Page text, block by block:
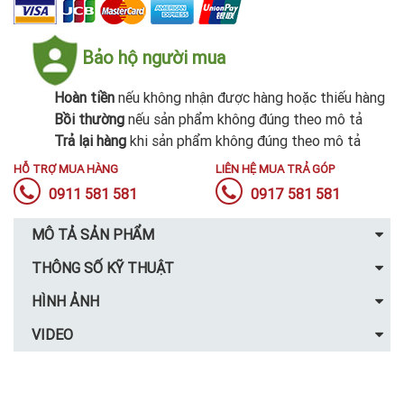
Bảo hộ người mua
Hoàn tiền nếu không nhận được hàng hoặc thiếu hàng
Bồi thường nếu sản phẩm không đúng theo mô tả
Trả lại hàng khi sản phẩm không đúng theo mô tả
HỖ TRỢ MUA HÀNG
0911 581 581
LIÊN HỆ MUA TRẢ GÓP
0917 581 581
MÔ TẢ SẢN PHẨM
THÔNG SỐ KỸ THUẬT
HÌNH ẢNH
VIDEO